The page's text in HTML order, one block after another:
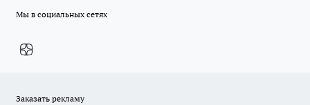
Мы в социальных сетях
Заказать рекламу